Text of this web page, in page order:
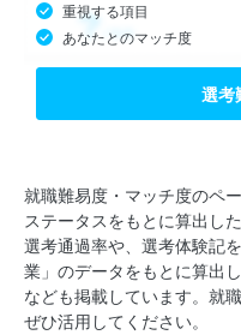
重視する項目
あなたとのマッチ度
選考
就職難易度・マッチ度のペ
ステータスをもとに算出し
選考通過率や、選考体験記
業」のデータをもとに算出
なども掲載しています。就
ぜひ活用してください。